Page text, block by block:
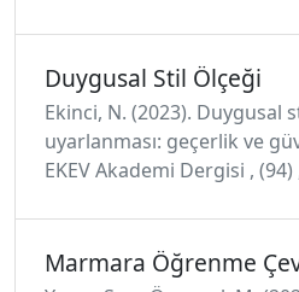
Duygusal Stil Ölçeği
Ekinci, N. (2023). Duygusal
uyarlanması: geçerlik ve
EKEV Akademi Dergisi , (94)
Marmara Öğrenme